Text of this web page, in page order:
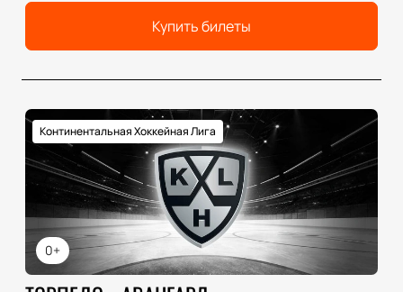
Купить билеты
0+
Континентальная Хоккейная Лига